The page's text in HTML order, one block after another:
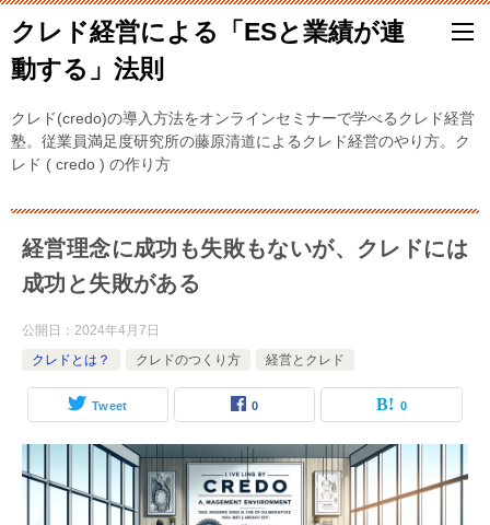
クレド経営による「ESと業績が連
動する」法則
クレド(credo)の導入方法をオンラインセミナーで学べるクレド経営
塾。従業員満足度研究所の藤原清道によるクレド経営のやり方。ク
レド ( credo ) の作り方
経営理念に成功も失敗もないが、クレドには
成功と失敗がある
公開日： 2024年4月7日
クレドとは？
クレドのつくり方 経営とクレド
Tweet 0 0